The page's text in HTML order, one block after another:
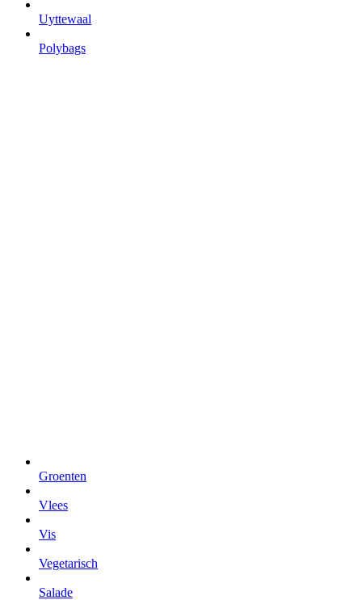
Uyttewaal
Polybags
Groenten
Vlees
Vis
Vegetarisch
Salade